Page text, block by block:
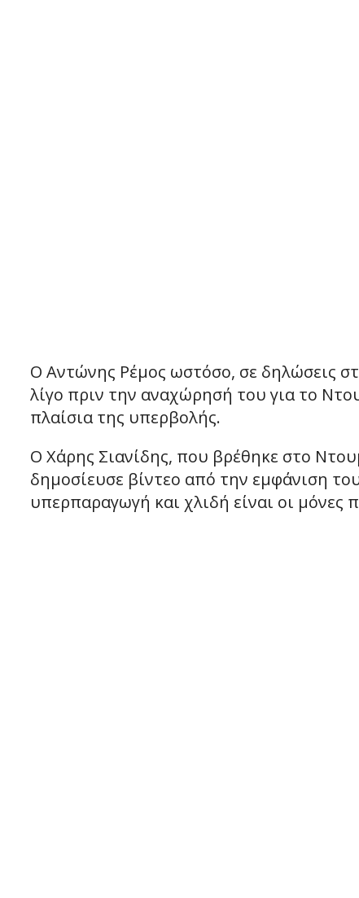
Ο Αντώνης Ρέμος ωστόσο, σε δηλώσεις
λίγο πριν την αναχώρησή του για το
πλαίσια της υπερβολής.
Ο Χάρης Σιανίδης, που βρέθηκε στο
δημοσίευσε βίντεο από την εμφάνιση
υπερπαραγωγή και χλιδή είναι οι